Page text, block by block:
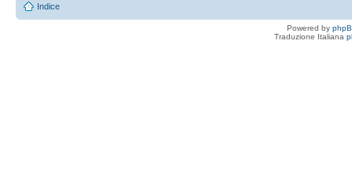
Indice
Powered by
Traduzione Italiana